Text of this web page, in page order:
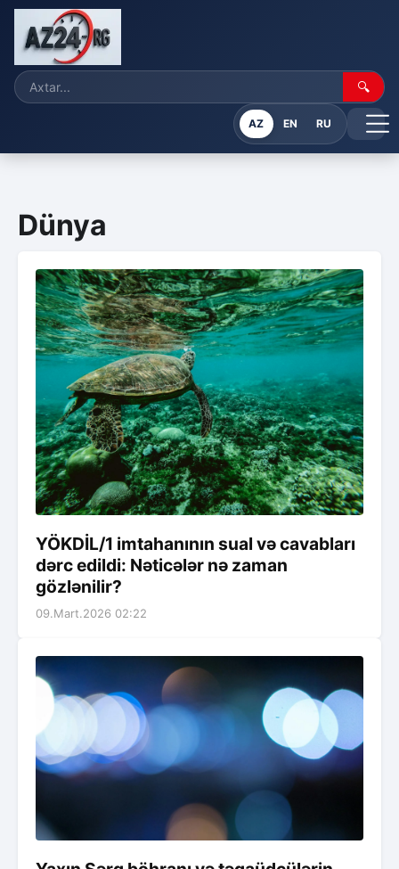
🔍
AZ EN RU
Dünya
YÖKDİL/1 imtahanının sual və cavabları
dərc edildi: Nəticələr nə zaman
gözlənilir?
09.Mart.2026 02:22